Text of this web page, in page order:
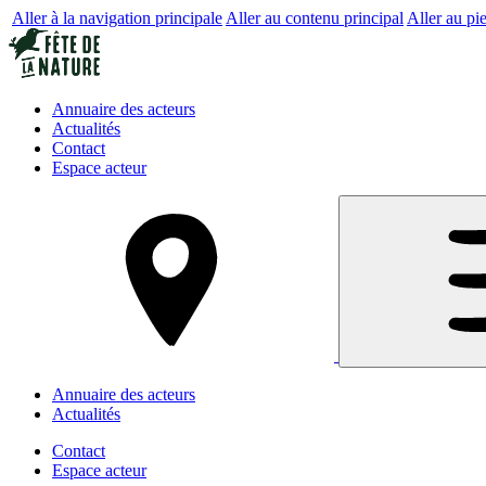
Aller à la navigation principale Aller au contenu principal Aller au
Annuaire des acteurs
Actualités
Contact
Espace acteur
Annuaire des acteurs
Actualités
Contact
Espace acteur